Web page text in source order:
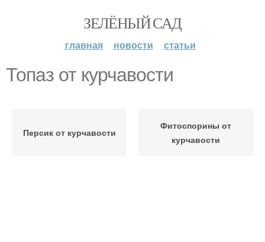
ЗЕЛЁНЫЙ САД
главная новости статьи
Топаз от курчавости
Персик от курчавости
Фитоспорины от
курчавости